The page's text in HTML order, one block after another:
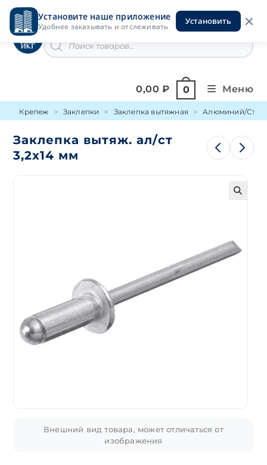
Установите наше приложение
Удобнее заказывать и отслеживать
Установить
Перейти
содержимомуИнструменты на Горской
товаров
0,00₽ 0 Меню
Крепеж Заклепки Заклепка вытяжная Алюминий/
Заклепка вытяж. ал/ст
3,2х14 мм
Внешний вид товара, может отличаться от
изображения